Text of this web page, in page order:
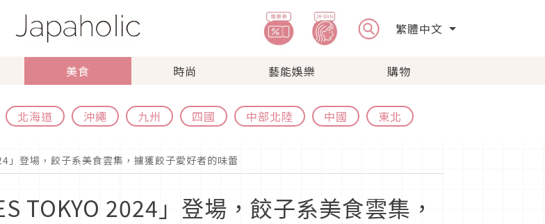
繁體中文
美食 時尚 藝能娛樂 購物
北海道 沖繩 九州 四國 中部北陸 中國 東北
」登場，餃子系美食雲集，擄獲餃子愛好者的味蕾
TOKYO 2024」登場，餃子系美食雲集，